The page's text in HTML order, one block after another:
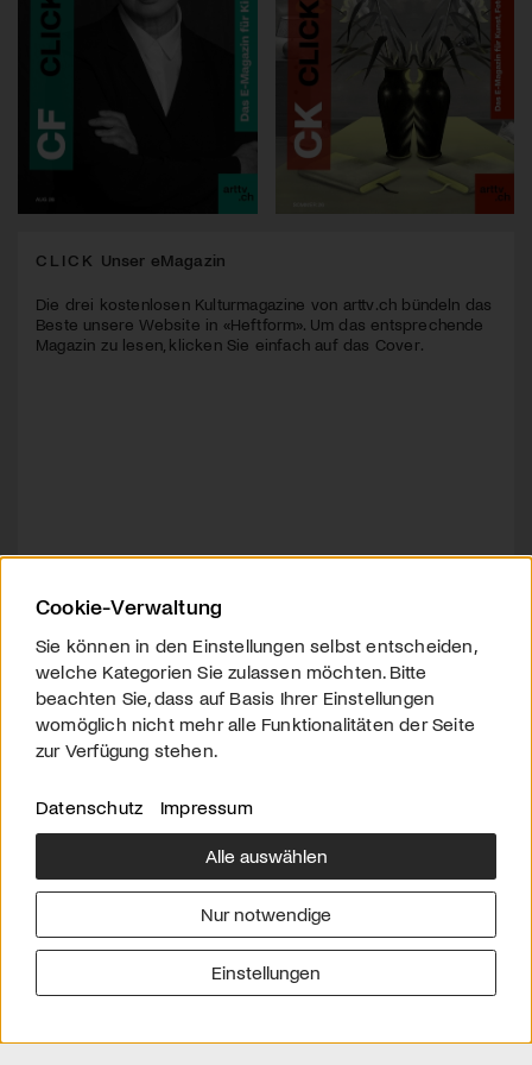
CLICK Unser eMagazin
Die drei kostenlosen Kulturmagazine von arttv.ch bündeln das
Beste unsere Website in «Heftform». Um das entsprechende
Magazin zu lesen, klicken Sie einfach auf das Cover.
Über uns
Downloads
Werben
Impressum
Cookie-Verwaltung
Sie können in den Einstellungen selbst entscheiden,
welche Kategorien Sie zulassen möchten. Bitte
beachten Sie, dass auf Basis Ihrer Einstellungen
womöglich nicht mehr alle Funktionalitäten der Seite
zur Verfügung stehen.
Datenschutz Impressum
Alle auswählen
Nur notwendige
Einstellungen